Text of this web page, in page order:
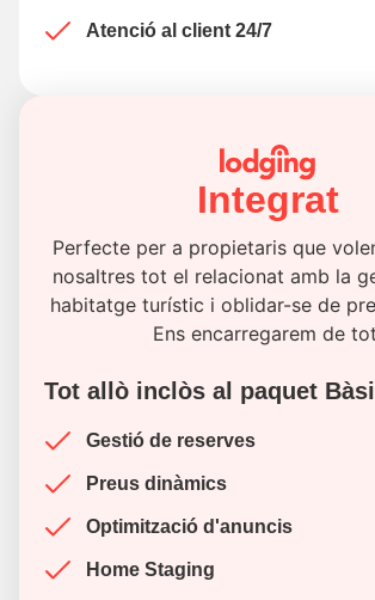
Atenció al client 24/7
Integrat
Perfecte per a propietaris que
nosaltres tot el relacionat amb la
habitatge turístic i oblidar-se de
Ens encarregarem de
Tot allò inclòs al paquet
Gestió de reserves
Preus dinàmics
Optimització d'anuncis
Home Staging